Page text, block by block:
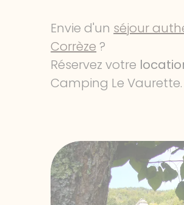
Envie d'un séjour
Corrèze ?
Réservez votre
Camping Le Vaurette.